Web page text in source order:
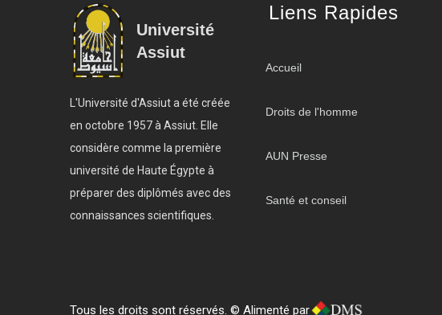
Université
Assiut
L'Université d'Assiut a été créée
en octobre 1957 à Assiut. Elle
considère comme la première
université de Haute Égypte à
préparer des diplômés avec des
connaissances scientifiques.
Liens Rapides
Accueil
Droits de l'homme
AUN Presse
Santé et conseil
Tous les droits sont réservés. © Alimenté par